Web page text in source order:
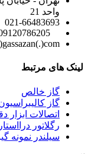
واحد 21
021-66483693
لینک های مرتبط
گاز خالص
گاز
اتصالات ابزار
رگلاتور درااستار
سیلندر نمونه